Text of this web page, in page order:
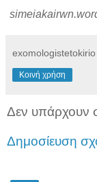
exomologistetokirio
Κοινή χρήση
Δεν υπάρχουν
Δημοσίευση